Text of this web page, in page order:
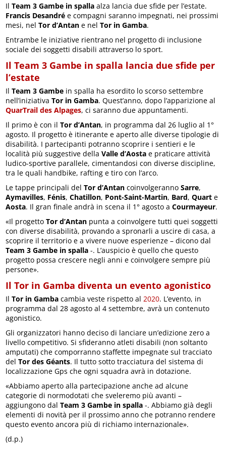
IlTeam 3 Gambe in spalla alza lancia due sfide per l’estate.
Francis Desandré e compagni saranno impegnati, nei prossimi
mesi, nelTor d’Antan e nelTor in Gamba.
Entrambe le iniziative rientrano nel progetto di inclusione
sociale dei soggetti disabili attraverso lo sport.
Il Team 3 Gambe in spalla lancia due sfide per
l’estate
IlTeam 3 Gambe in spalla ha esordito lo scorso settembre
nell’iniziativaTor in Gamba. Quest’anno, dopo l’apparizione al
QuarTrail des Alpages, ci saranno due appuntamenti.
Il primo è con ilTor d’Antan, in programma dal 26 luglio al 1°
agosto. Il progetto è itinerante e aperto alle diverse tipologie di
disabilità. I partecipanti potranno scoprire i sentieri e le
località più suggestive dellaValle d’Aosta e praticare attività
ludico-sportive parallele, cimentandosi con diverse discipline,
tra le quali handbike, rafting e tiro con l’arco.
Le tappe principali delTor d’Antan coinvolgerannoSarre,
Aymavilles, Fénis,Chatillon, Pont-Saint-Martin, Bard,Quart e
Aosta. Il gran finale andrà in scena il 1° agosto aCourmayeur.
«Il progettoTor d’Antan punta a coinvolgere tutti quei soggetti
con diverse disabilità, provando a spronarli a uscire di casa, a
scoprire il territorio e a vivere nuove esperienze – dicono dal
Team 3 Gambe in spalla -. L’auspicio è quello che questo
progetto possa crescere negli anni e coinvolgere sempre più
persone».
Il Tor in Gamba diventa un evento agonistico
IlTor in Gamba cambia veste rispetto al 2020. L’evento, in
programma dal 28 agosto al 4 settembre, avrà un contenuto
agonistico.
Gli organizzatori hanno deciso di lanciare un’edizione zero a
livello competitivo. Si sfideranno atleti disabili (non soltanto
amputati) che comporranno staffette impegnate sul tracciato
delTor des Géants. Il tutto sotto tracciatura del sistema di
localizzazione Gps che ogni squadra avrà in dotazione.
«Abbiamo aperto alla partecipazione anche ad alcune
categorie di normodotati che sveleremo più avanti –
aggiungono dalTeam 3 Gambe in spalla -. Abbiamo già degli
elementi di novità per il prossimo anno che potranno rendere
questo evento ancora più di richiamo internazionale».
(d.p.)